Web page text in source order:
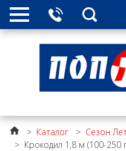
> Каталог > Сезон
> Крокодил 1,8 м (100-250